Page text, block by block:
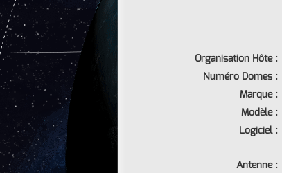
Organisation Hôte :
Numéro Domes :
Marque :
Modèle :
Logiciel :
Antenne :